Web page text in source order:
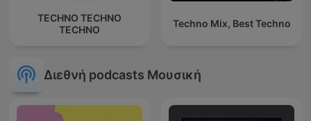
TECHNO TECHNO
TECHNO
Techno Mix, Best Techno
Διεθνή podcasts Μουσική